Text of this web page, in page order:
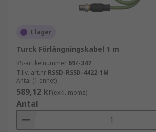
I lager
Turck Förlängningskabel 1 m
RS-artikelnummer 694-347
Tillv. art.nr RSSD-RSSD-4422-1M
Antal (1 enhet)
589,12 kr(exkl. moms)
Antal